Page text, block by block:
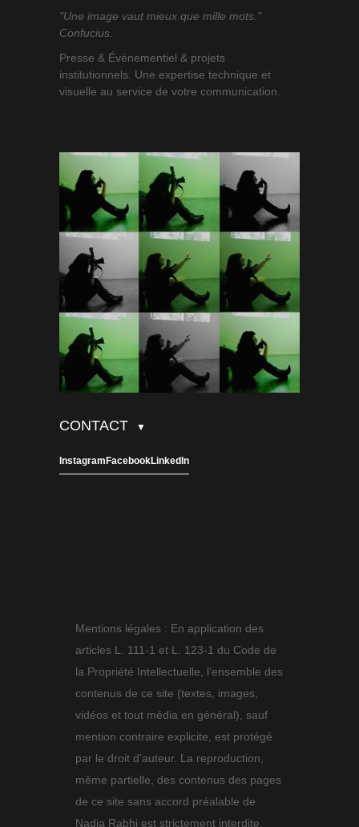
"Une image vaut mieux que mille mots."
Confucius.
Presse & Événementiel & projets
institutionnels. Une expertise technique et
visuelle au service de votre communication.
CONTACT ▼
Instagram FacebookLinkedIn
Mentions légales : En application des
articles L. 111-1 et L. 123-1 du Code de
la Propriété Intellectuelle, l’ensemble des
contenus de ce site (textes, images,
vidéos et tout média en général), sauf
mention contraire explicite, est protégé
par le droit d’auteur. La reproduction,
même partielle, des contenus des pages
de ce site sans accord préalable de
Nadia Rabhi est strictement interdite.